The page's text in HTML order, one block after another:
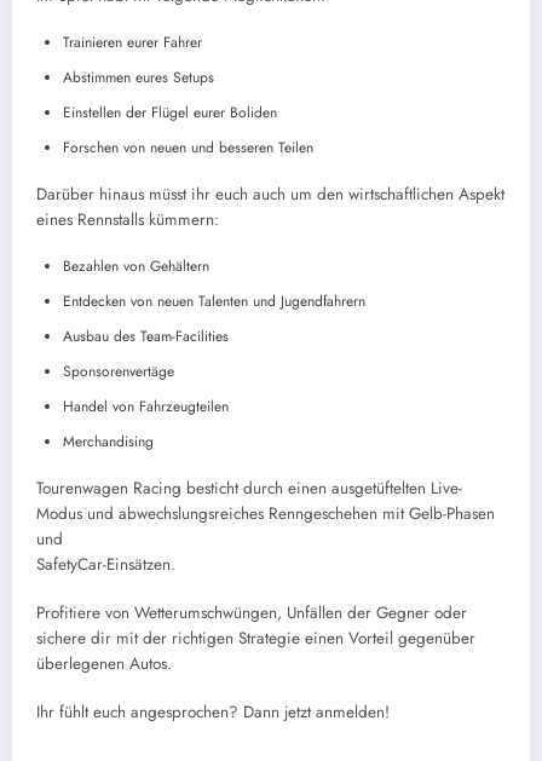
Trainieren eurer Fahrer
Abstimmen eures Setups
Einstellen der Flügel eurer Boliden
Forschen von neuen und besseren Teilen
Darüber hinaus müsst ihr euch auch um den wirtschaftlichen Aspekt
eines Rennstalls kümmern:
Bezahlen von Gehältern
Entdecken von neuen Talenten und Jugendfahrern
Ausbau des Team-Facilities
Sponsorenvertäge
Handel von Fahrzeugteilen
Merchandising
Tourenwagen Racing besticht durch einen ausgetüftelten Live-
Modus und abwechslungsreiches Renngeschehen mit Gelb-Phasen
und
SafetyCar-Einsätzen.
Profitiere von Wetterumschwüngen, Unfällen der Gegner oder
sichere dir mit der richtigen Strategie einen Vorteil gegenüber
überlegenen Autos.
Ihr fühlt euch angesprochen? Dann jetzt anmelden!